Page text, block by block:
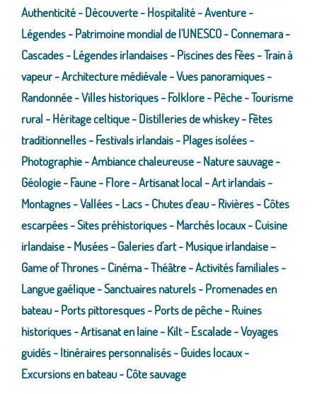
Authenticité - Découverte - Hospitalité - Aventure -
Légendes - Patrimoine mondial de l'UNESCO - Connemara -
Cascades - Légendes irlandaises - Piscines des Fées - Train à
vapeur - Architecture médiévale - Vues panoramiques -
Randonnée - Villes historiques - Folklore - Pêche - Tourisme
rural - Héritage celtique - Distilleries de whiskey - Fêtes
traditionnelles - Festivals irlandais - Plages isolées -
Photographie - Ambiance chaleureuse - Nature sauvage -
Géologie - Faune - Flore - Artisanat local - Art irlandais -
Montagnes - Vallées - Lacs - Chutes d'eau - Rivières - Côtes
escarpées - Sites préhistoriques - Marchés locaux - Cuisine
irlandaise - Musées - Galeries d'art - Musique irlandaise –
Game of Thrones - Cinéma - Théâtre - Activités familiales -
Langue gaélique - Sanctuaires naturels - Promenades en
bateau - Ports pittoresques - Ports de pêche - Ruines
historiques - Artisanat en laine - Kilt - Escalade - Voyages
guidés - Itinéraires personnalisés - Guides locaux -
Excursions en bateau - Côte sauvage